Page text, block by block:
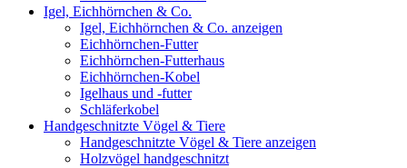
Igel, Eichhörnchen & Co.
Igel, Eichhörnchen & Co. anzeigen
Eichhörnchen-Futter
Eichhörnchen-Futterhaus
Eichhörnchen-Kobel
Igelhaus und -futter
Schläferkobel
Handgeschnitzte Vögel & Tiere
Handgeschnitzte Vögel & Tiere anzeigen
Holzvögel handgeschnitzt